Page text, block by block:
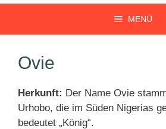
MENÜ
Ovie
Herkunft: Der Name Ovie
Urhobo, die im Süden Nigerias
bedeutet „König“.